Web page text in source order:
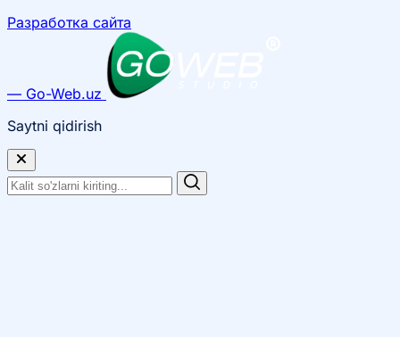
Разработка сайта
— Go-Web.uz
Saytni qidirish